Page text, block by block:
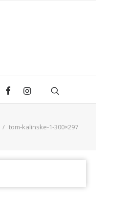
tom-kalinske-1-300×297